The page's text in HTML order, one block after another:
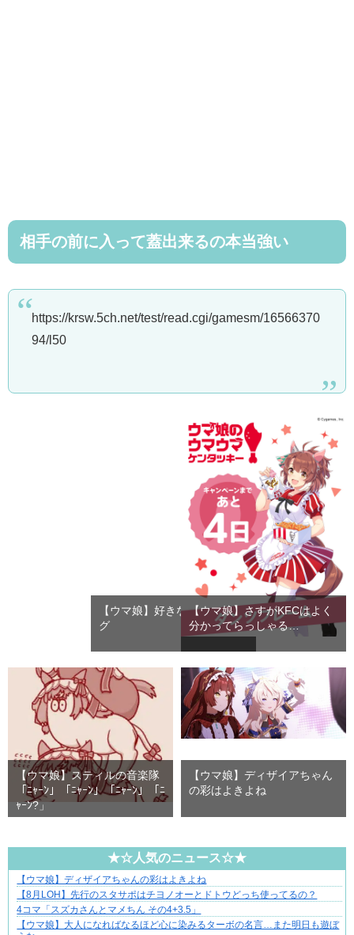
相手の前に入って蓋出来るの本当強い
https://krsw.5ch.net/test/read.cgi/gamesm/16566370
94/l50
【ウマ娘】好きなエンディン
グ
【ウマ娘】さすがKFCはよく
分かってらっしゃる…
【ウマ娘】スティルの音楽隊
「ﾆｬｰﾝ」「ﾆｬｰﾝ」「ﾆｬｰﾝ」「ﾆ
ｬｰﾝ?」
【ウマ娘】ディザイアちゃん
の彩はよきよね
★☆人気のニュース☆★
【マンガ】バラシ屋トシヤの漫画セレクション
【ウマ娘】ディザイアちゃんの彩はよきよね
【8月LOH】先行のスタサポはチヨノオーとドトウどっち使ってるの？
4コマ「スズカさんとマメちん その4+3.5」
【ウマ娘】大人になればなるほど心に染みるターボの名言…また明日も遊ぼ